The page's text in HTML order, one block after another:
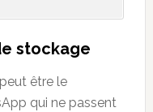
stockage
être le
qui ne passent